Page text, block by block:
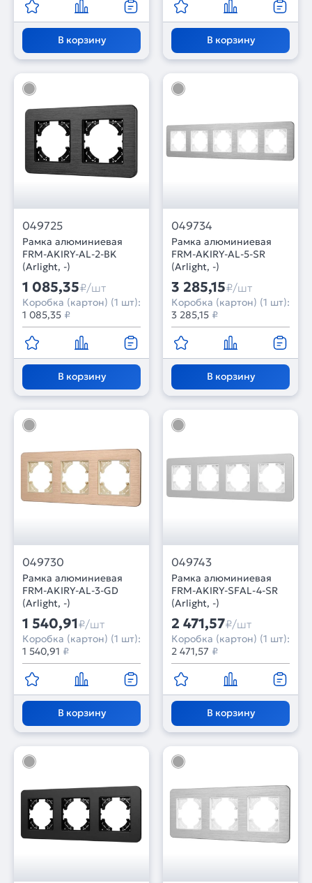
В корзину В корзину
049725
Рамка алюминиевая
FRM-AKIRY-AL-2-BK
(Arlight, -)
1 085,35₽/шт
Коробка (картон) (1 шт):
1 085,35 ₽
В корзину
049734
Рамка алюминиевая
FRM-AKIRY-AL-5-SR
(Arlight, -)
3 285,15₽/шт
Коробка (картон) (1 шт):
3 285,15 ₽
В корзину
049730
Рамка алюминиевая
FRM-AKIRY-AL-3-GD
(Arlight, -)
1 540,91₽/шт
Коробка (картон) (1 шт):
1 540,91 ₽
В корзину
049743
Рамка алюминиевая
FRM-AKIRY-SFAL-4-SR
(Arlight, -)
2 471,57₽/шт
Коробка (картон) (1 шт):
2 471,57 ₽
В корзину